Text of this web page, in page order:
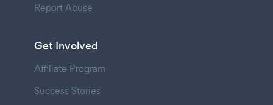
Report Abuse
Get Involved
Affiliate Program
Success Stories